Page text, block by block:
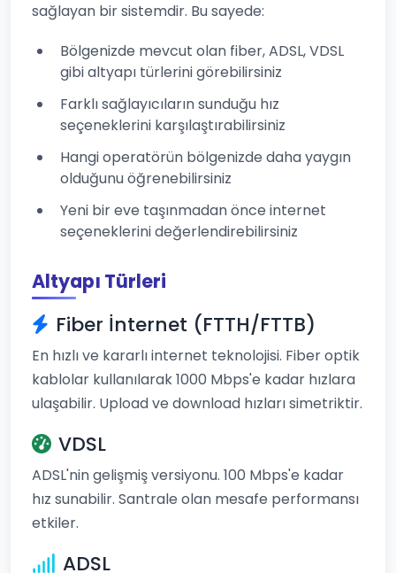
sağlayan bir sistemdir. Bu sayede:
Bölgenizde mevcut olan fiber, ADSL, VDSL
gibi altyapı türlerini görebilirsiniz
Farklı sağlayıcıların sunduğu hız
seçeneklerini karşılaştırabilirsiniz
Hangi operatörün bölgenizde daha yaygın
olduğunu öğrenebilirsiniz
Yeni bir eve taşınmadan önce internet
seçeneklerini değerlendirebilirsiniz
Altyapı Türleri
Fiber İnternet (FTTH/FTTB)
En hızlı ve kararlı internet teknolojisi. Fiber optik
kablolar kullanılarak 1000 Mbps'e kadar hızlara
ulaşabilir. Upload ve download hızları simetriktir.
VDSL
ADSL'nin gelişmiş versiyonu. 100 Mbps'e kadar
hız sunabilir. Santrale olan mesafe performansı
etkiler.
ADSL